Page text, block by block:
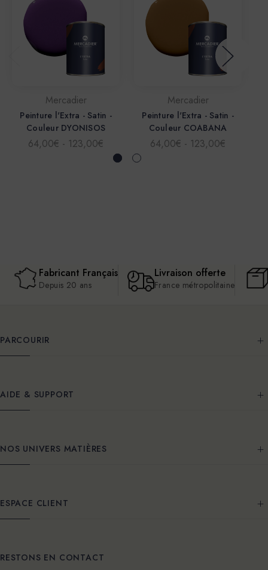
Mercadier
Peinture l'Extra - Satin -
Couleur DYONISOS
64,00€ - 123,00€
Mercadier
Peinture l'Extra - Satin -
Couleur COABANA
64,00€ - 123,00€
Fabricant Français
Depuis 20 ans
Livraison offerte
France métropolitaine
PARCOURIR
AIDE & SUPPORT
NOS UNIVERS MATIÈRES
ESPACE CLIENT
RESTONS EN CONTACT